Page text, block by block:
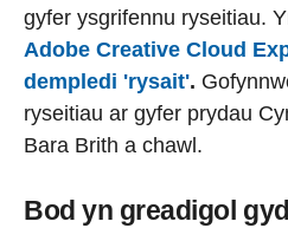
gyfer ysgrifennu ryseitiau.
Adobe Creative Cloud
dempledi 'rysait'.
ryseitiau ar gyfer prydau
Bara Brith a chawl.
Bod yn greadigol